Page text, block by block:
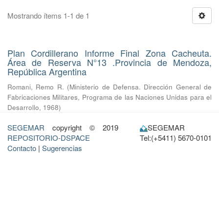
Mostrando ítems 1-1 de 1
Plan Cordillerano Informe Final Zona Cacheuta.
Área de Reserva N°13 .Provincia de Mendoza,
República Argentina
Romani, Remo R. (Ministerio de Defensa. Dirección General de
Fabricaciones Militares, Programa de las Naciones Unidas para el
Desarrollo, 1968)
SEGEMAR copyright © 2019
REPOSITORIO-DSPACE
Contacto | Sugerencias
SEGEMAR
Tel:(+5411) 5670-0101